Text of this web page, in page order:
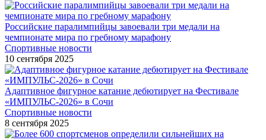
Российские паралимпийцы завоевали три медали на
чемпионате мира по гребному марафону
Спортивные новости
10 сентября 2025
Адаптивное фигурное катание дебютирует на Фестивале
«ИМПУЛЬС-2026» в Сочи
Спортивные новости
8 сентября 2025